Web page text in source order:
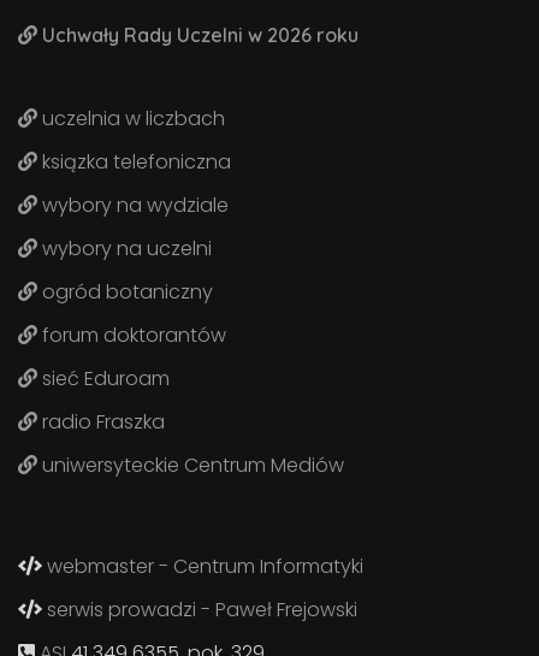
Uchwały Rady Uczelni w 2026 roku
uczelnia w liczbach
ksiązka telefoniczna
wybory na wydziale
wybory na uczelni
ogród botaniczny
forum doktorantów
sieć Eduroam
radio Fraszka
uniwersyteckie Centrum Mediów
webmaster - Centrum Informatyki
serwis prowadzi - Paweł Frejowski